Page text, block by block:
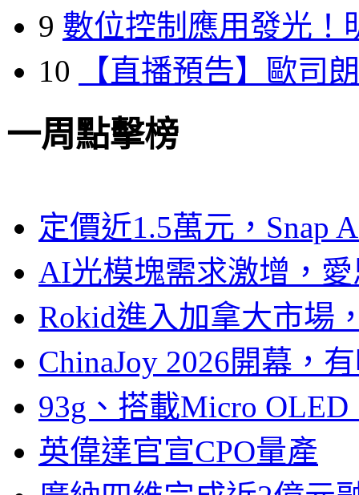
9 數位控制應用發光！
10
【直播預告】歐司
一周點擊榜
定價近1.5萬元，Snap
AI光模塊需求激增，
Rokid進入加拿大市場
ChinaJoy 2026開幕，
93g、搭載Micro
英偉達官宣CPO量產